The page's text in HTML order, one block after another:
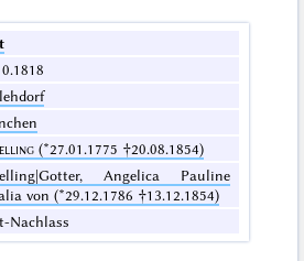
(*27.01.1775 †20.08.1854)
Angelica Pauline
von (*29.12.1786 †13.12.1854)
Nachlass